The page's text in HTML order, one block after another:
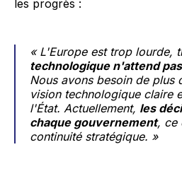
les progrès :
« L'Europe est trop lourde,
technologique n'attend
Nous avons besoin de plus
vision technologique claire
l'État. Actuellement, les
chaque gouvernement, ce
continuité stratégique. »